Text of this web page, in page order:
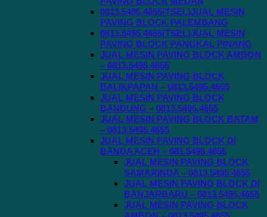
0813.5495.4655(TSEL)JUAL MESIN
PAVING BLOCK PALEMBANG
0813.5495.4655(TSEL)JUAL MESIN
PAVING BLOCK PANGKAL PINANG
JUAL MESIN PAVING BLOCK AMBON
– 0813.5495.4655
JUAL MESIN PAVING BLOCK
BALIKPAPAN – 0813.5495.4655
JUAL MESIN PAVING BLOCK
BANDUNG – 0813.5495.4655
JUAL MESIN PAVING BLOCK BATAM
– 0813.5495.4655
JUAL MESIN PAVING BLOCK DI
BANDA ACEH – 081.5495.4655
JUAL MESIN PAVING BLOCK
SAMARINDA – 0813.5495.4655
JUAL MESIN PAVING BLOCK DI
BANJARBARU – 0813.5495.4655
JUAL MESIN PAVING BLOCK